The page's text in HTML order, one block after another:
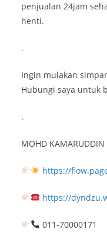
penjualan 24jam
henti.
.
Ingin mulakan
Hubungi saya untuk
.
MOHD KAMARUDDIN
https://
https://
011-70000171